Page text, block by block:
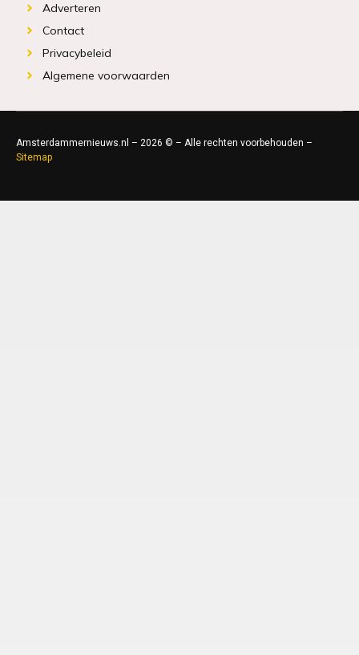
Adverteren
Contact
Privacybeleid
Algemene voorwaarden
Amsterdammernieuws.nl – 2026 © – Alle rechten voorbehouden –
Sitemap